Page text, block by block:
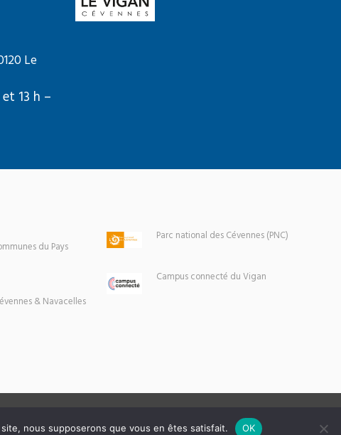
Le
13 h –
du Pays
& Navacelles
Parc national des Cévennes (PNC)
Campus connecté du Vigan
nous supposerons que vous en êtes satisfait. OK